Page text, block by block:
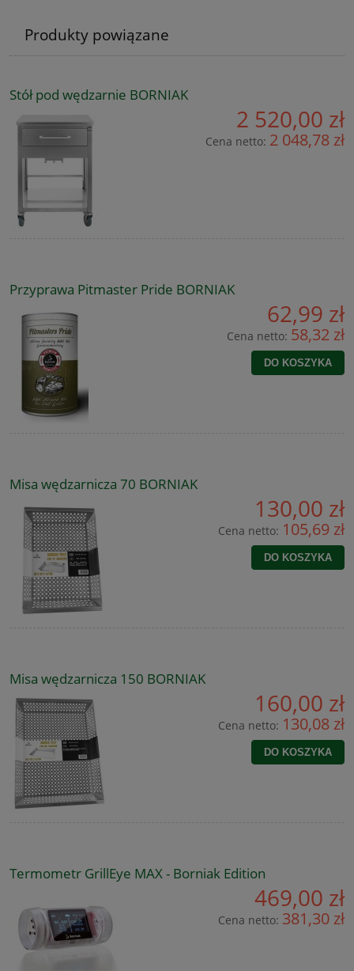
Produkty powiązane
Stół pod wędzarnie BORNIAK
2 520,00 zł
Cena netto: 2 048,78 zł
Przyprawa Pitmaster Pride BORNIAK
62,99 zł
Cena netto: 58,32 zł
DO KOSZYKA
Misa wędzarnicza 70 BORNIAK
130,00 zł
Cena netto: 105,69 zł
DO KOSZYKA
Misa wędzarnicza 150 BORNIAK
160,00 zł
Cena netto: 130,08 zł
DO KOSZYKA
Termometr GrillEye MAX - Borniak Edition
469,00 zł
Cena netto: 381,30 zł